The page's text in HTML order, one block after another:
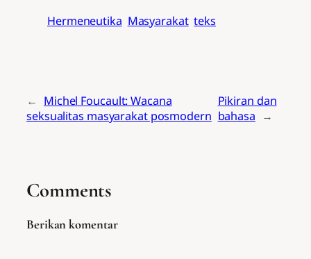
Hermeneutika Masyarakat teks
← Michel Foucault: Wacana
seksualitas masyarakat posmodern
Pikiran dan
bahasa →
Comments
Berikan komentar